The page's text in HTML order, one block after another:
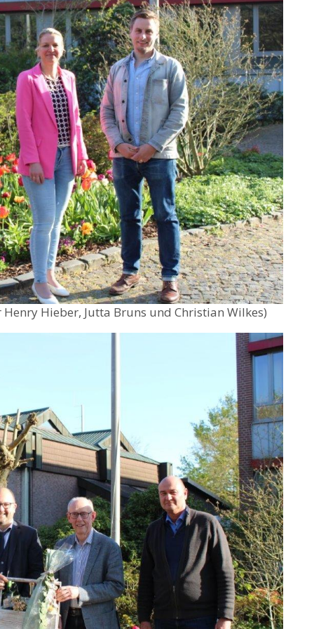
Hieber, Jutta Bruns und Christian Wilkes)